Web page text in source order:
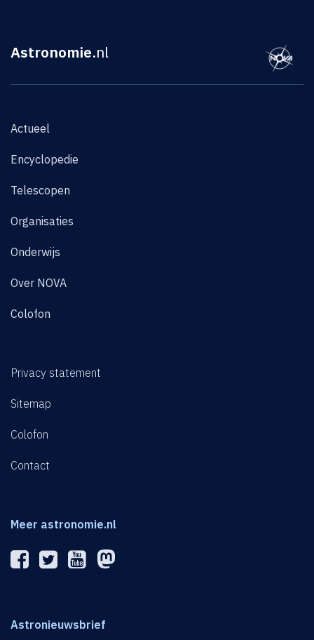
Astronomie.nl
Actueel
Encyclopedie
Telescopen
Organisaties
Onderwijs
Over NOVA
Colofon
Privacy statement
Sitemap
Colofon
Contact
Meer astronomie.nl
Astronieuwsbrief